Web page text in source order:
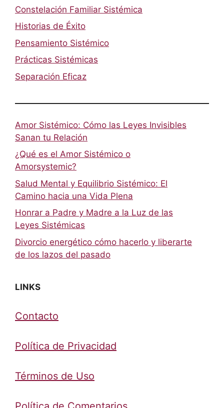
Constelación Familiar Sistémica
Historias de Éxito
Pensamiento Sistémico
Prácticas Sistémicas
Separación Eficaz
Amor Sistémico: Cómo las Leyes Invisibles
Sanan tu Relación
¿Qué es el Amor Sistémico o
Amorsystemic?
Salud Mental y Equilibrio Sistémico: El
Camino hacia una Vida Plena
Honrar a Padre y Madre a la Luz de las
Leyes Sistémicas
Divorcio energético cómo hacerlo y liberarte
de los lazos del pasado
LINKS
Contacto
Política de Privacidad
Términos de Uso